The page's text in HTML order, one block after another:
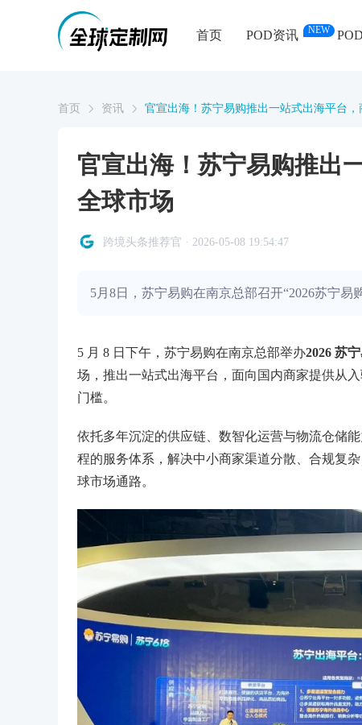
首页 POD资讯 NEW
首页 资讯 官宣出海！苏宁易购推出一站式出海平台，
官宣出海！苏宁易购推出
全球市场
跨境头条推荐官 · 2026-05-08 19:54:47
5月8日，苏宁易购在南京总部召开“2026苏宁易
5 月 8 日下午，苏宁易购在南京总部举办2026 苏
场，推出一站式出海平台，面向国内商家提供从
门槛。
依托多年沉淀的供应链、数智化运营与物流仓储
程的服务体系，解决中小商家渠道分散、合规复
球市场通路。